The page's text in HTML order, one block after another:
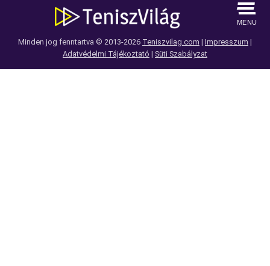
MENU
Minden jog fenntartva © 2013-2026 Teniszvilag.com | Impresszum |
Adatvédelmi Tájékoztató | Süti Szabályzat